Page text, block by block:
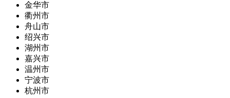
金华市
衢州市
舟山市
绍兴市
湖州市
嘉兴市
温州市
宁波市
杭州市